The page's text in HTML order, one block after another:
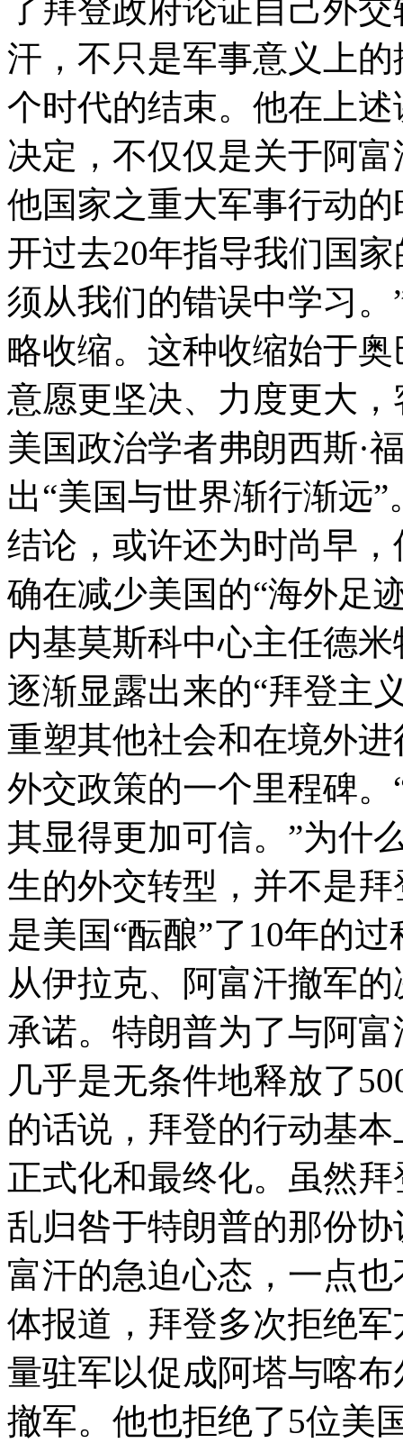
了拜登政府论证自己外
汗，不只是军事意义上
个时代的结束。他在上
决定，不仅仅是关于阿
他国家之重大军事行动
开过去20年指导我们国
须从我们的错误中学习
略收缩。这种收缩始于
意愿更坚决、力度更大
美国政治学者弗朗西斯·
出“美国与世界渐行渐远
结论，或许还为时尚早
确在减少美国的“海外足
内基莫斯科中心主任德
逐渐显露出来的“拜登主
重塑其他社会和在境外
外交政策的一个里程碑
其显得更加可信。”为什
生的外交转型，并不是
是美国“酝酿”了10年的
从伊拉克、阿富汗撤军
承诺。特朗普为了与阿
几乎是无条件地释放了
的话说，拜登的行动基
正式化和最终化。虽然
乱归咎于特朗普的那份
富汗的急迫心态，一点
体报道，拜登多次拒绝
量驻军以促成阿塔与喀
撤军。他也拒绝了5位美